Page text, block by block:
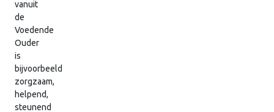
vanuit
de
Voedende
Ouder
is
bijvoorbeeld
zorgzaam,
helpend,
steunend